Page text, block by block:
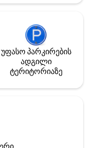
უფასო პარკირების
ადგილი
ტერიტორიაზე